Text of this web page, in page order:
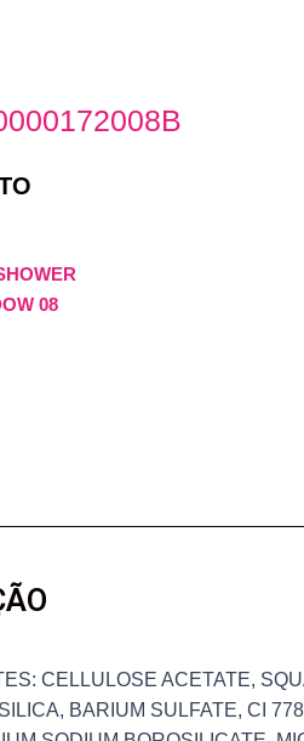
08
CELLULOSE ACETATE,
BARIUM SULFATE, CI